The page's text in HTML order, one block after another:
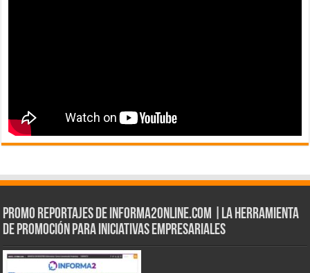
Promo Reportajes de informa2online.com |La herramienta
de Promoción para iniciativas empresariales